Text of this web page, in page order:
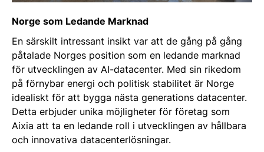
Norge som Ledande Marknad
En särskilt intressant insikt var att de gång på gång
påtalade Norges position som en ledande marknad
för utvecklingen av AI-datacenter. Med sin rikedom
på förnybar energi och politisk stabilitet är Norge
idealiskt för att bygga nästa generations datacenter.
Detta erbjuder unika möjligheter för företag som
Aixia att ta en ledande roll i utvecklingen av hållbara
och innovativa datacenterlösningar.